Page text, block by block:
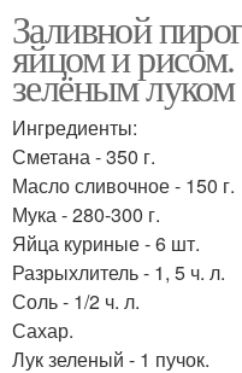
Заливной
яйцом и
зелёным
Ингредиенты:
Сметана - 350 г.
Масло сливочное - 150 г.
Мука - 280-300 г.
Яйца куриные - 6 шт.
Разрыхлитель - 1, 5 ч. л.
Соль - 1/2 ч. л.
Сахар.
Лук зеленый - 1 пучок.